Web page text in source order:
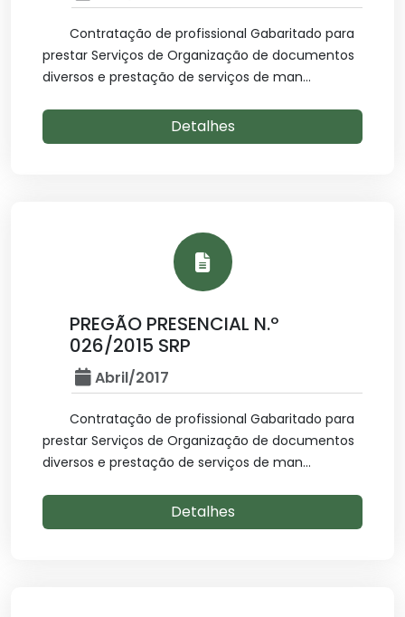
Contratação de profissional Gabaritado para
prestar Serviços de Organização de documentos
diversos e prestação de serviços de man...
Detalhes
PREGÃO PRESENCIAL N.º
026/2015 SRP
Abril/2017
Contratação de profissional Gabaritado para
prestar Serviços de Organização de documentos
diversos e prestação de serviços de man...
Detalhes